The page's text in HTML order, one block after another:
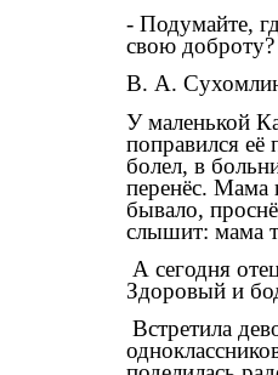
- Подумайте,
свою доброту?
В. А.
У маленькой
поправился её
болел, в
перенёс. Мама
бывало,
слышит: мама
А сегодня
Здоровый и
Встретила